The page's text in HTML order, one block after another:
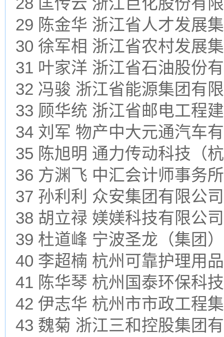
29 陈金华 浙江省人才发展
30 徐军相 浙江省农村发展
31 叶家洋 浙江省石油股份
32 冯骏 浙江省能源集团有
33 顾华统 浙江省邮电工程
34 刘军 物产中大元通汽车
35 陈旭明 通力传动科技（
36 方渊飞 中汇会计师事务
37 孙利利 众安集团有限公司
38 胡立禄 媄媄科技有限公司
39 杜道峰 宁波圣龙（集团
40 李超楠 杭州可靠护理用
41 陈华琴 杭州国泰环保科
42 伊志华 杭州市市政工程
43 魏菊 浙江三和控股集团